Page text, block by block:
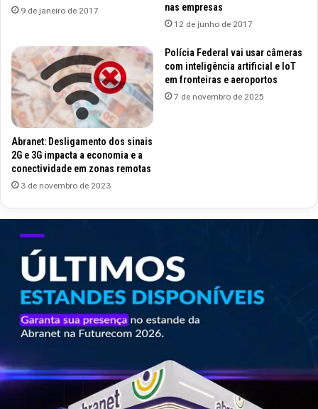
9 de janeiro de 2017
nas empresas
12 de junho de 2017
Abranet: Desligamento dos sinais
2G e 3G impacta a economia e a
conectividade em zonas remotas
3 de novembro de 2023
Polícia Federal vai usar câmeras
com inteligência artificial e IoT
em fronteiras e aeroportos
7 de novembro de 2025